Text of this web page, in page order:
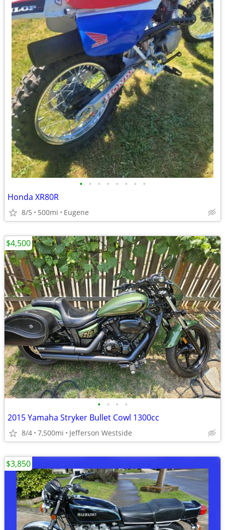
• • • • • • • •
Honda XR80R
8/5 500mi Eugene
• • • •
2015 Yamaha Stryker Bullet Cowl 1300cc
8/4 7,500mi Jefferson Westside
$4,500
$3,850